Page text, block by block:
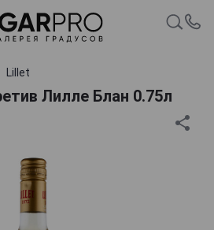
Lillet
Лилле Блан 0.75л